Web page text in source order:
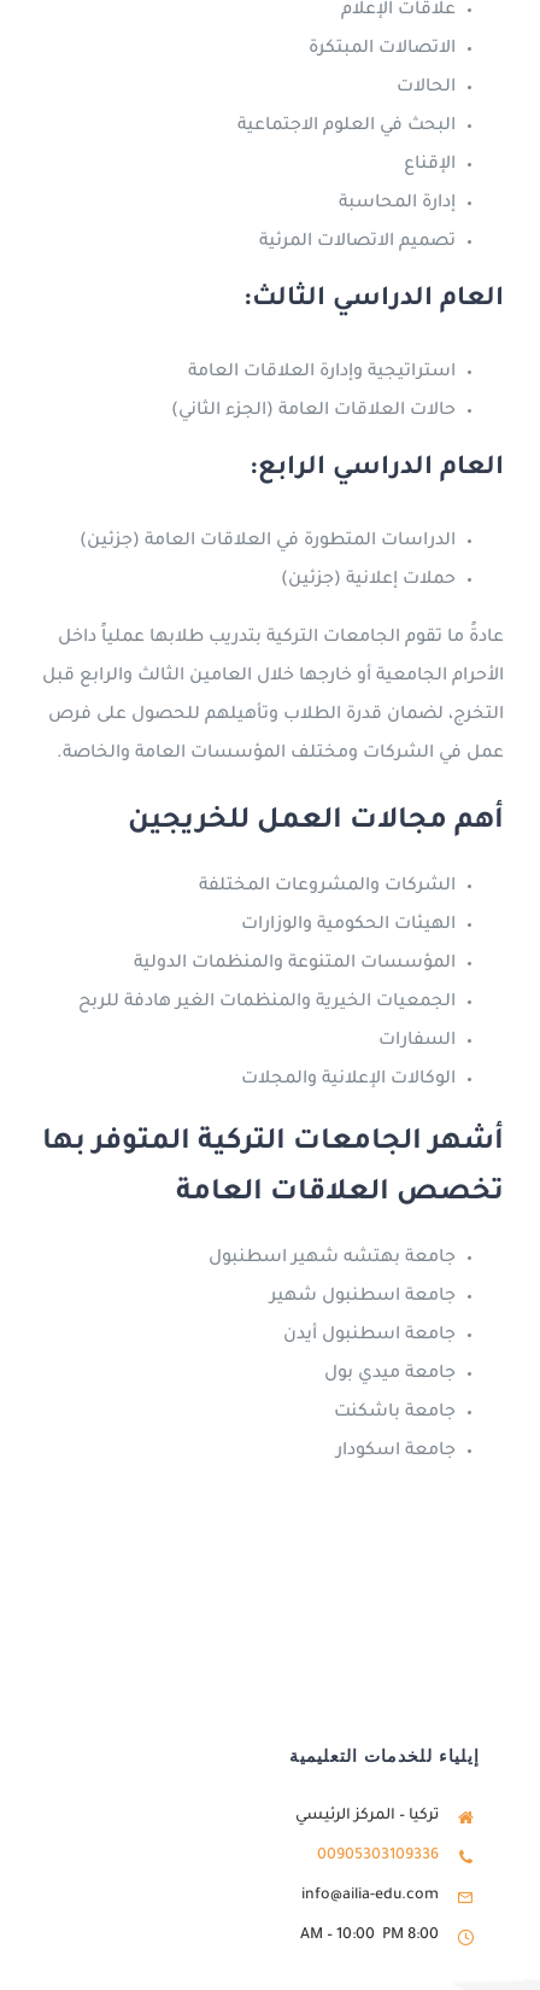
علاقات الإعلام
الاتصالات المبتكرة
الحالات
البحث في العلوم الاجتماعية
الإقناع
إدارة المحاسبة
تصميم الاتصالات المرئية
العام الدراسي الثالث:
استراتيجية وإدارة العلاقات العامة
حالات العلاقات العامة (الجزء الثاني)
العام الدراسي الرابع:
الدراسات المتطورة في العلاقات العامة (جزئين)
حملات إعلانية (جزئين)
عادةً ما تقوم الجامعات التركية بتدريب طلابها عملياً داخل
الأحرام الجامعية أو خارجها خلال العامين الثالث والرابع قبل
التخرج، لضمان قدرة الطلاب وتأهيلهم للحصول على فرص
عمل في الشركات ومختلف المؤسسات العامة والخاصة.
أهم مجالات العمل للخريجين
الشركات والمشروعات المختلفة
الهيئات الحكومية والوزارات
المؤسسات المتنوعة والمنظمات الدولية
الجمعيات الخيرية والمنظمات الغير هادفة للربح
السفارات
الوكالات الإعلانية والمجلات
أشهر الجامعات التركية المتوفر بها
تخصص العلاقات العامة
جامعة بهتشه شهير اسطنبول
جامعة اسطنبول شهير
جامعة اسطنبول أيدن
جامعة ميدي بول
جامعة باشكنت
جامعة اسكودار
إيلياء للخدمات التعليمية
تركيا – المركز الرئيسي
00905303109336
info@ailia-edu.com
8:00 AM – 10:00 PM